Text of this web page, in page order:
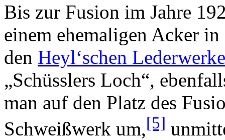
Bis zur Fusion im Jahre
einem ehemaligen Acker
den Heyl‘schen
„Schüsslers Loch“,
man auf den Platz des
Schweißwerk um,[5]